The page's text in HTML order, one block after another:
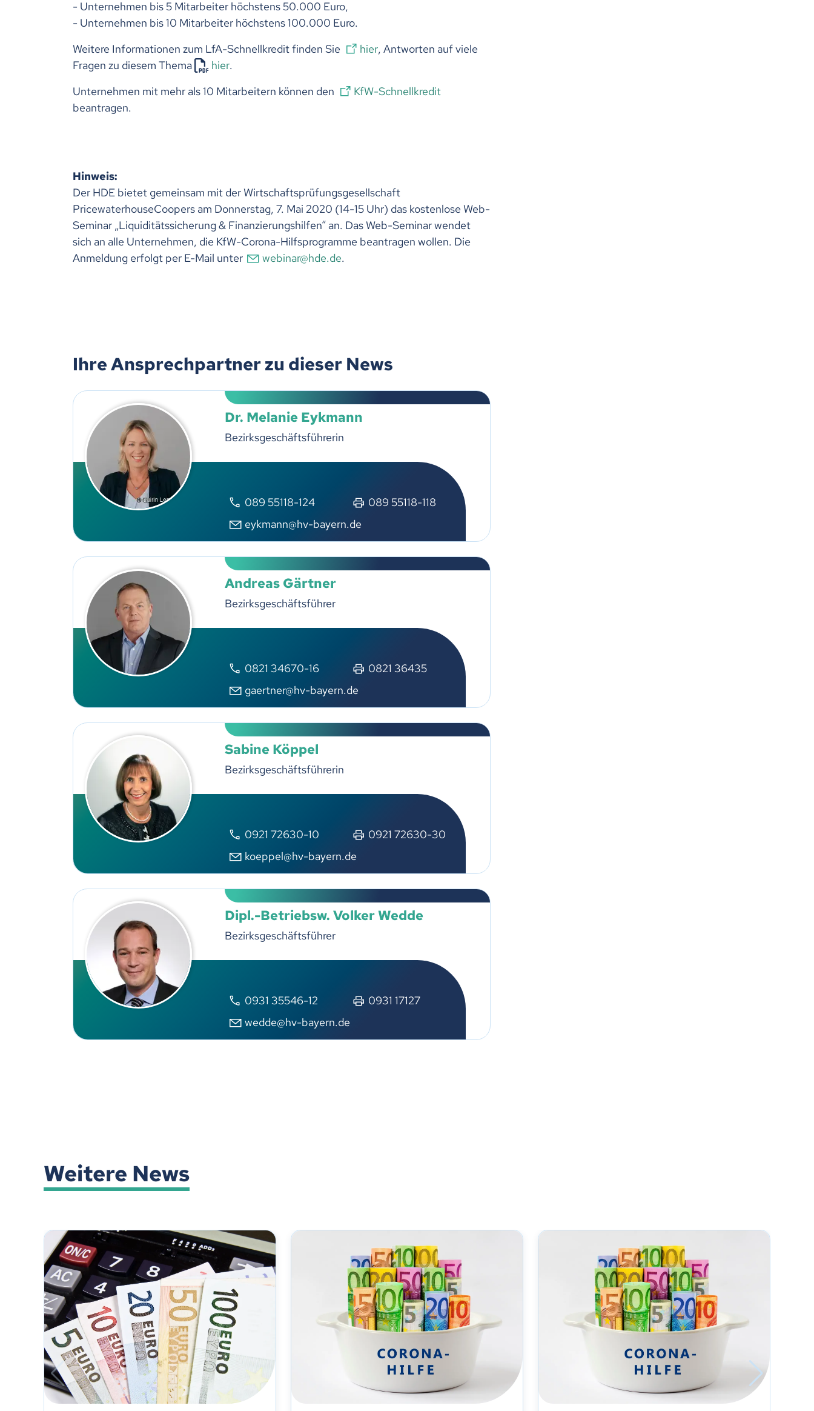
- Unternehmen bis 5 Mitarbeiter höchstens 50.000 Euro,
- Unternehmen bis 10 Mitarbeiter höchstens 100.000 Euro.
Weitere Informationen zum LfA-Schnellkredit finden Sie
hier, Antworten auf viele
Fragen zu diesem Thema
hier.
Unternehmen mit mehr als 10 Mitarbeitern können den
KfW-Schnellkredit
beantragen.
Hinweis:
Der HDE bietet gemeinsam mit der Wirtschaftsprüfungsgesellschaft
PricewaterhouseCoopers am Donnerstag, 7. Mai 2020 (14-15 Uhr) das kostenlose Web-
Seminar „Liquiditätssicherung & Finanzierungshilfen“ an. Das Web-Seminar wendet
sich an alle Unternehmen, die KfW-Corona-Hilfsprogramme beantragen wollen. Die
Anmeldung erfolgt per E-Mail unter
w b n r hd d .
Ihre Ansprechpartner zu dieser News
Dr. Melanie Eykmann
Bezirksgeschäftsführerin
089 55118-124
089 55118-118
eykmann@hv-bayern.de
Andreas Gärtner
Bezirksgeschäftsführer
0821 34670-16
0821 36435
gaertner@hv-bayern.de
Sabine Köppel
Bezirksgeschäftsführerin
0921 72630-10
0921 72630-30
koeppel@hv-bayern.de
Dipl.-Betriebsw. Volker Wedde
Bezirksgeschäftsführer
0931 35546-12
0931 17127
wedde@hv-bayern.de
Weitere News